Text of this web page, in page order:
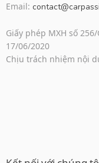
Email:
Giấy phép MXH số
17/06/2020
Chịu trách nhiệm nội